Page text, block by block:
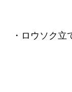
・ロウソク立